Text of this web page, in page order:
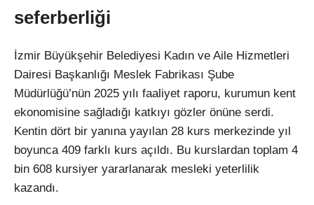
seferberliği
İzmir Büyükşehir Belediyesi Kadın ve Aile Hizmetleri
Dairesi Başkanlığı Meslek Fabrikası Şube
Müdürlüğü’nün 2025 yılı faaliyet raporu, kurumun kent
ekonomisine sağladığı katkıyı gözler önüne serdi.
Kentin dört bir yanına yayılan 28 kurs merkezinde yıl
boyunca 409 farklı kurs açıldı. Bu kurslardan toplam 4
bin 608 kursiyer yararlanarak mesleki yeterlilik
kazandı.